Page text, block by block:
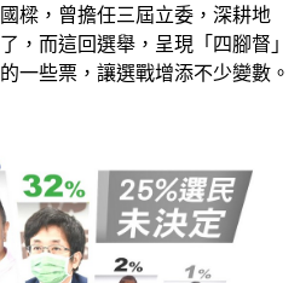
，而這回選舉，呈現「四腳督」
一些票，讓選戰增添不少變數。